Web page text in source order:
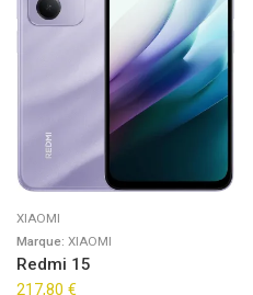
XIAOMI
Marque: XIAOMI
Redmi 15
217,80 €